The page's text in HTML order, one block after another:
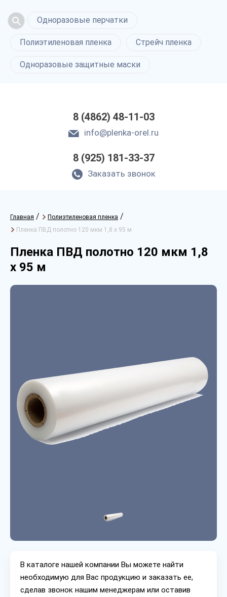
Одноразовые перчатки
Полиэтиленовая пленка Стрейч пленка
Одноразовые защитные маски
8 (4862) 48-11-03
info@plenka-orel.ru
8 (925) 181-33-37
Заказать звонок
Главная / Полиэтиленовая пленка /
Пленка ПВД полотно 120 мкм 1,8 х 95 м
Пленка ПВД полотно 120 мкм 1,8
х 95 м
В каталоге нашей компании Вы можете найти
необходимую для Вас продукцию и заказать ее,
сделав звонок нашим менеджерам или оставив